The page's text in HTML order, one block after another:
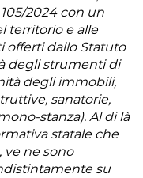
2024 con un
territorio e alle
offerti dallo Statuto
degli strumenti di
degli immobili,
sanatorie,
stanza). Al di là
statale che
ve ne sono
su